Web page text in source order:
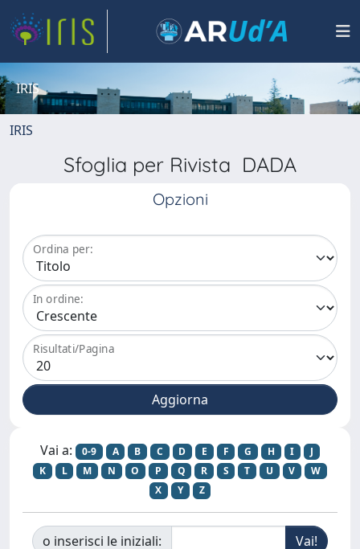
IRIS
IRIS
Sfoglia per Rivista DADA
Opzioni
Ordina per:
In ordine:
Risultati/Pagina
Vai a: 0-9 A B C D E F G H I
J
K
L M N O P Q R S T U V
W
X
Y Z
o inserisci le iniziali: